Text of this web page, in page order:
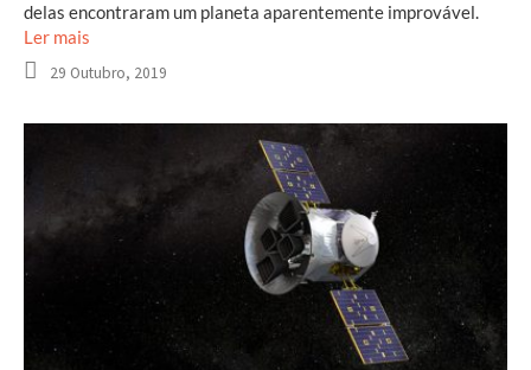
delas encontraram um planeta aparentemente improvável.
Ler mais
29 Outubro, 2019